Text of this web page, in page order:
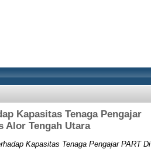
Kapasitas Tenaga Pengajar
Alor Tengah Utara
Kapasitas Tenaga Pengajar PART Di